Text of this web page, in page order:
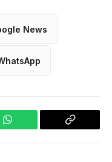
News
WhatsApp
Copy